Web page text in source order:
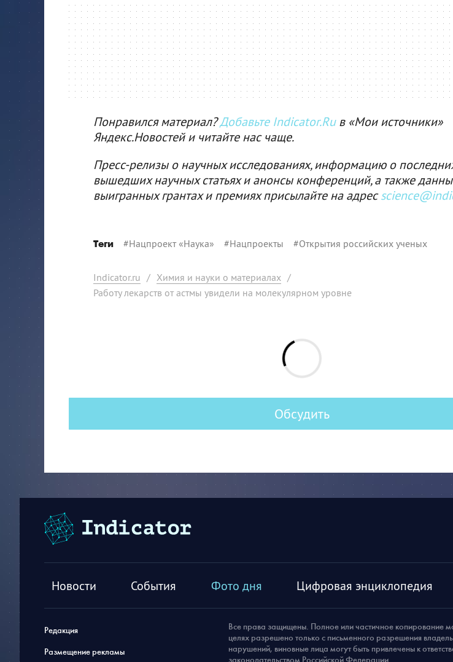
Понравился материал?Добавьте Indicator.Ruв «Мои источники»
Яндекс.Новостей и читайте нас чаще.
Пресс-релизы о научных исследованиях, информацию о
вышедших научных статьях и анонсы конференций, а также
выигранных грантах и премиях присылайте на адрес
Теги #Нацпроект «Наука» #Нацпроекты #Открытия российских ученых
Indicator.ru / Химия и науки о материалах /
Работу лекарств от астмы увидели на молекулярном уровне
Обсудить
Новости События Фото дня Цифровая энциклопедия
Редакция
Размещение рекламы
Все права защищены. Полное или частичное копирование
целях разрешено только с письменного разрешения
нарушений, виновные лица могут быть привлечены к
законодательством Российской Федерации.